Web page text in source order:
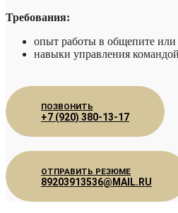
Требования:
опыт работы в общепите или
навыки управления
ПОЗВОНИТЬ
+7 (920) 380-13-17
ОТПРАВИТЬ РЕЗЮМЕ
89203913536@MAIL.RU